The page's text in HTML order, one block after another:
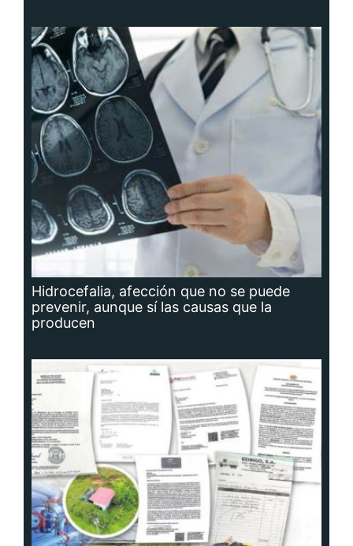
Hidrocefalia, afección que no se puede
prevenir, aunque sí las causas que la
producen